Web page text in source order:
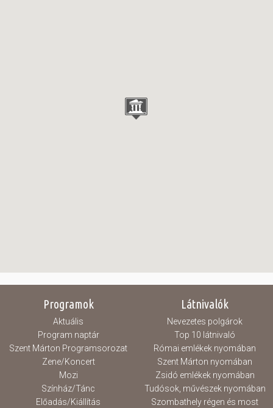
Programok
Aktuális
Program naptár
Szent Márton Programsorozat
Zene/Koncert
Mozi
Színház/Tánc
Előadás/Kiállítás
Látnivalók
Nevezetes polgárok
Top 10 látnivaló
Római emlékek nyomában
Szent Márton nyomában
Zsidó emlékek nyomában
Tudósok, művészek nyomában
Szombathely régen és most